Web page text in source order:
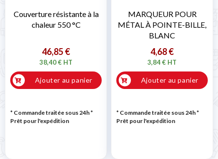
Couverture résistante à la
chaleur 550 °C
46,85 €
38,40 € HT
Ajouter au panier
* Commande traitée sous 24h*
Prêt pour l'expédition
MARQUEUR POUR
MÉTAL À POINTE-BILLE,
BLANC
4,68 €
3,84 € HT
Ajouter au panier
* Commande traitée sous 24h*
Prêt pour l'expédition